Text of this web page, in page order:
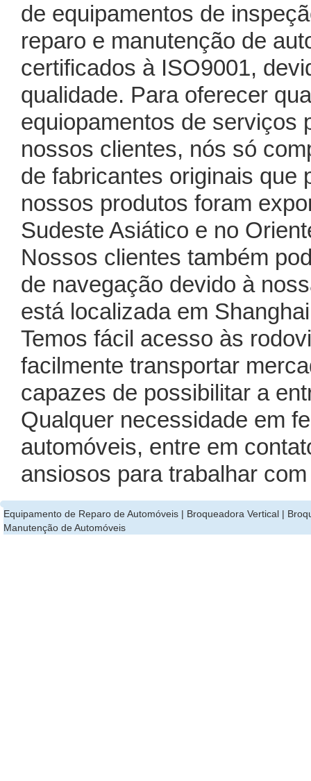
de equipamentos de
reparo e manutenção de
certificados à ISO9001,
qualidade. Para oferecer
equiopamentos de serviços
nossos clientes, nós só
de fabricantes originais que
nossos produtos foram
Sudeste Asiático e no
Nossos clientes também
de navegação devido à
está localizada em
Temos fácil acesso às
facilmente transportar
capazes de possibilitar a
Qualquer necessidade em
automóveis, entre em
ansiosos para trabalhar
Equipamento de Reparo de Automóveis | Broqueadora Vertical |
Manutenção de Automóveis